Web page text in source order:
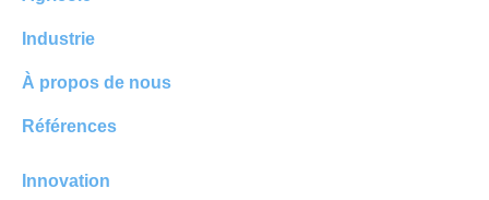
Industrie
À propos de nous
Références
Innovation